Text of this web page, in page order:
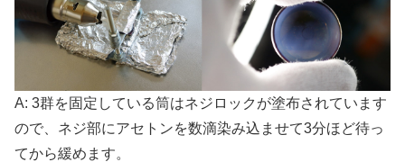
A: 3群を固定している筒はネジロックが塗布されています
ので、ネジ部にアセトンを数滴染み込ませて3分ほど待っ
てから緩めます。